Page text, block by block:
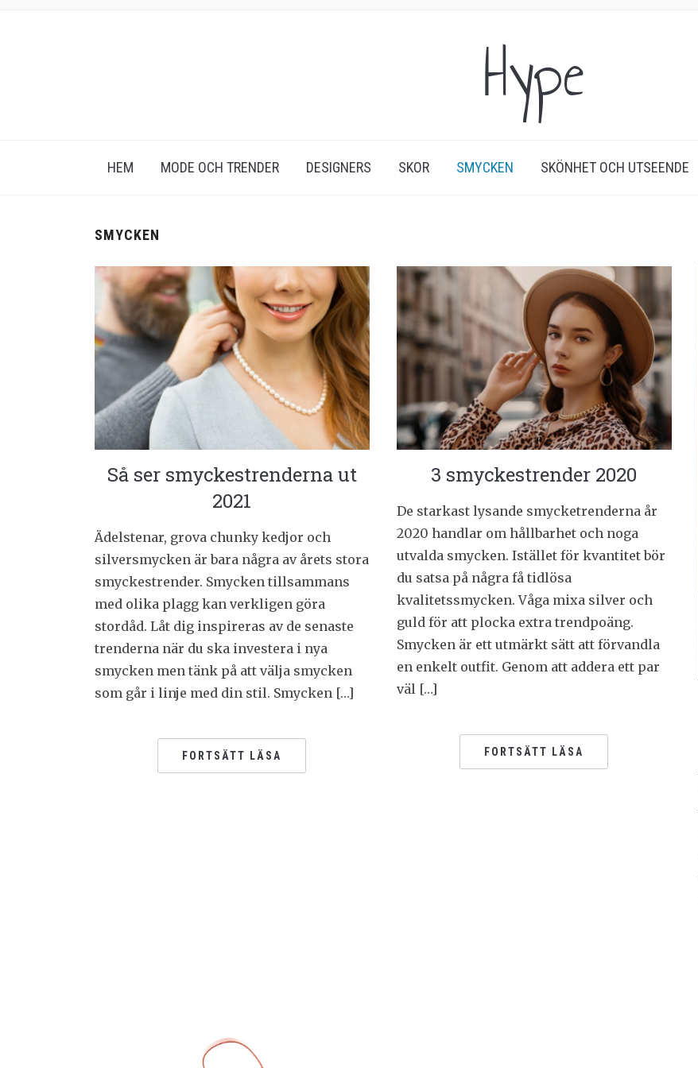
Hype
HEM MODE OCH TRENDER DESIGNERS SKOR SMYCKEN SKÖNHET OCH UTSEENDE
SMYCKEN
Så ser smyckestrenderna ut
2021
Ädelstenar, grova chunky kedjor och
silversmycken är bara några av årets stora
smyckestrender. Smycken tillsammans
med olika plagg kan verkligen göra
stordåd. Låt dig inspireras av de senaste
trenderna när du ska investera i nya
smycken men tänk på att välja smycken
som går i linje med din stil. Smycken […]
FORTSÄTT LÄSA
3 smyckestrender 2020
De starkast lysande smycketrenderna år
2020 handlar om hållbarhet och noga
utvalda smycken. Istället för kvantitet bör
du satsa på några få tidlösa
kvalitetssmycken. Våga mixa silver och
guld för att plocka extra trendpoäng.
Smycken är ett utmärkt sätt att förvandla
en enkelt outfit. Genom att addera ett par
väl […]
FORTSÄTT LÄSA